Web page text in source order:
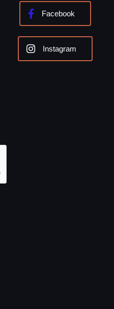
Facebook
Instagram